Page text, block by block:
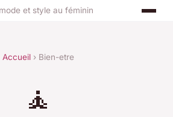
et style au féminin
Accueil› Bien-etre
🧘